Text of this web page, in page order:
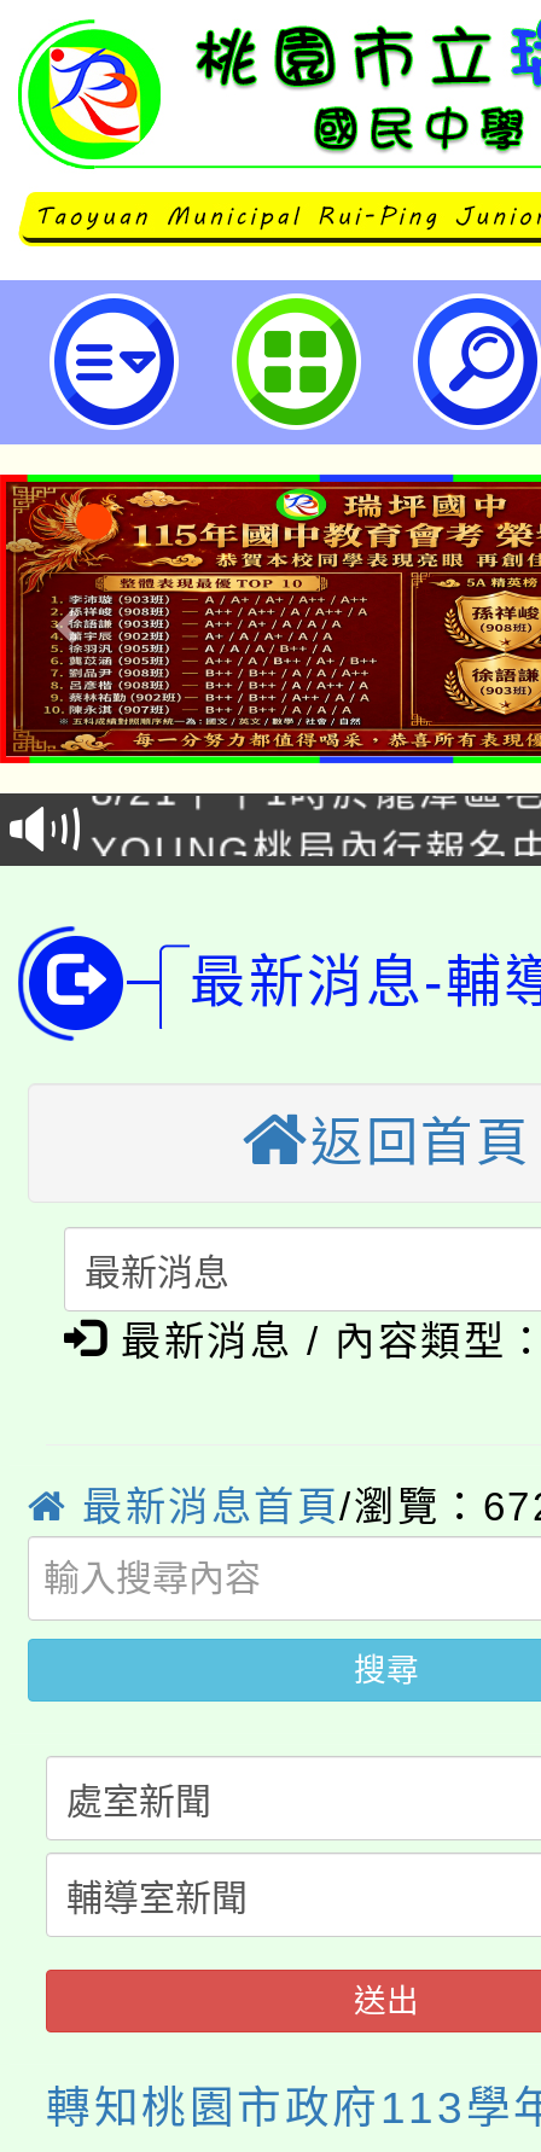
轉知桃園市政府113學年度第1學
育科技遊」跨域選修課程-桃園市
「本色祭」8/29、30在
場熱烈登場!
8/21下午1時於龍潭區
徵才活動。
YOUNG桃局內行報名
開!
115年桃園市運動會8/
田徑場及游泳池舉行。
桃園市低收入戶享有免
視費優惠，中低收入戶
半價優惠，詳情可洽有
者。
大園自造教育及科技中
份教師增能研習
大溪自造教育及科技
份教師研習
淨零綠生活教案入校路
會
115年食農教育專業人
程
「本色祭」8/29、30在
8/21下午1時於龍潭區
局官網。
8月14至27日，桃園電
開!
115年桃園市運動會8/
田徑場及游泳池舉行。
桃園市低收入戶享有免
視費優惠，中低收入戶
半價優惠，詳情可洽有
者。
大園自造教育及科技
份教師增能研習
份教師研習
淨零綠生活教案入校路
會
115年食農教育專業人
程
最新消息-輔
返回首頁
最新消息 / 內容類型
最新消息首頁/瀏覽：
搜尋
送出
轉知桃園市政府113學